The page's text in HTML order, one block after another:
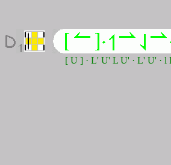
[ U ] · L' U' L U' · L' U' · l